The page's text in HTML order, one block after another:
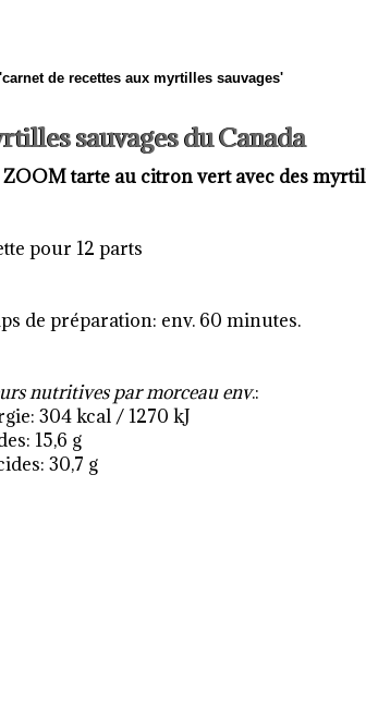
de recettes aux myrtilles sauvages'
sauvages du Canada
ZOOMtarte au citron vert avec des
pour 12 parts
de préparation: env. 60 minutes.
nutritives par morceau env.:
304 kcal / 1270 kJ
15,6 g
30,7 g